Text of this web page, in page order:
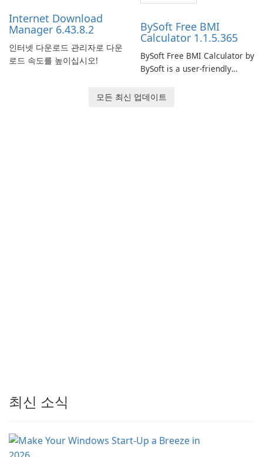
Internet Download
Manager 6.43.8.2
인터넷 다운로드 관리자로 다운
로드 속도를 높이십시오!
BySoft Free BMI
Calculator 1.1.5.365
BySoft Free BMI Calculator by
BySoft is a user-friendly
designed to help you
모든 최신 업데이트
최신 소식